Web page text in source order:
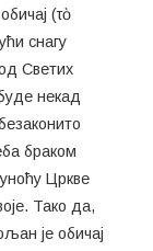
(τὸ
снагу
Светих
некад
браком
Цркве
Тако да,
је обичај